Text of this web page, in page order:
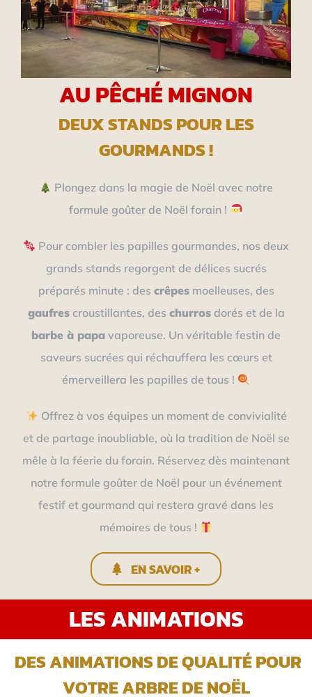
AU PÊCHÉ MIGNON
DEUX STANDS POUR LES
GOURMANDS !
Plongez dans la magie de Noël avec notre
formule goûter de Noël forain !
Pour combler les papilles gourmandes, nos deux
grands stands regorgent de délices sucrés
préparés minute : des crêpesmoelleuses, des
gaufrescroustillantes, des churrosdorés et de la
barbe à papa vaporeuse. Un véritable festin de
saveurs sucrées qui réchauffera les cœurs et
émerveillera les papilles de tous !
Offrez à vos équipes un moment de convivialité
et de partage inoubliable, où la tradition de Noël se
mêle à la féerie du forain. Réservez dès maintenant
notre formule goûter de Noël pour un événement
festif et gourmand qui restera gravé dans les
mémoires de tous !
EN SAVOIR +
LES ANIMATIONS
DES ANIMATIONS DE QUALITÉ POUR
VOTRE ARBRE DE NOËL